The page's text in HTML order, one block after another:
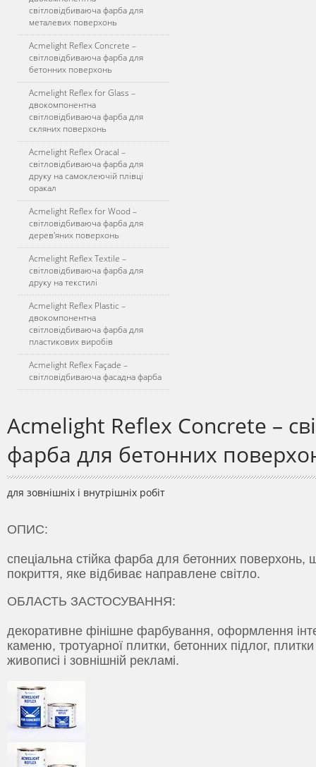
світловідбиваюча фарба для
металевих поверхонь
Acmelight Reflex Concrete –
світловідбиваюча фарба для
бетонних поверхонь
Acmelight Reflex for Glass –
двокомпонентна
світловідбиваюча фарба для
скляних поверхонь
Acmelight Reflex Oracal –
світловідбиваюча фарба для
друку на самоклеючій плівці
оракал
Acmelight Reflex for Wood –
світловідбиваюча фарба для
дерев'яних поверхонь
Acmelight Reflex Textile –
світловідбиваюча фарба для
друку на текстилі
Acmelight Reflex Plastic –
двокомпонентна
світловідбиваюча фарба для
пластикових виробів
Acmelight Reflex Façade –
світловідбиваюча фасадна фарба
Acmelight Reflex Concrete –
фарба для бетонних
для зовнішніх і внутрішніх робіт
ОПИС:
спеціальна стійка фарба для бетонних поверхонь,
покриття, яке відбиває направлене світло.
ОБЛАСТЬ ЗАСТОСУВАННЯ:
декоративне фінішне фарбування, оформлення
каменю, тротуарної плитки, бетонних підлог,
живописі і зовнішній рекламі.